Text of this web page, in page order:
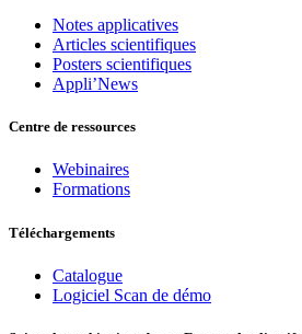
Notes applicatives
Articles scientifiques
Posters scientifiques
Appli’News
Centre de ressources
Webinaires
Formations
Téléchargements
Catalogue
Logiciel Scan de démo